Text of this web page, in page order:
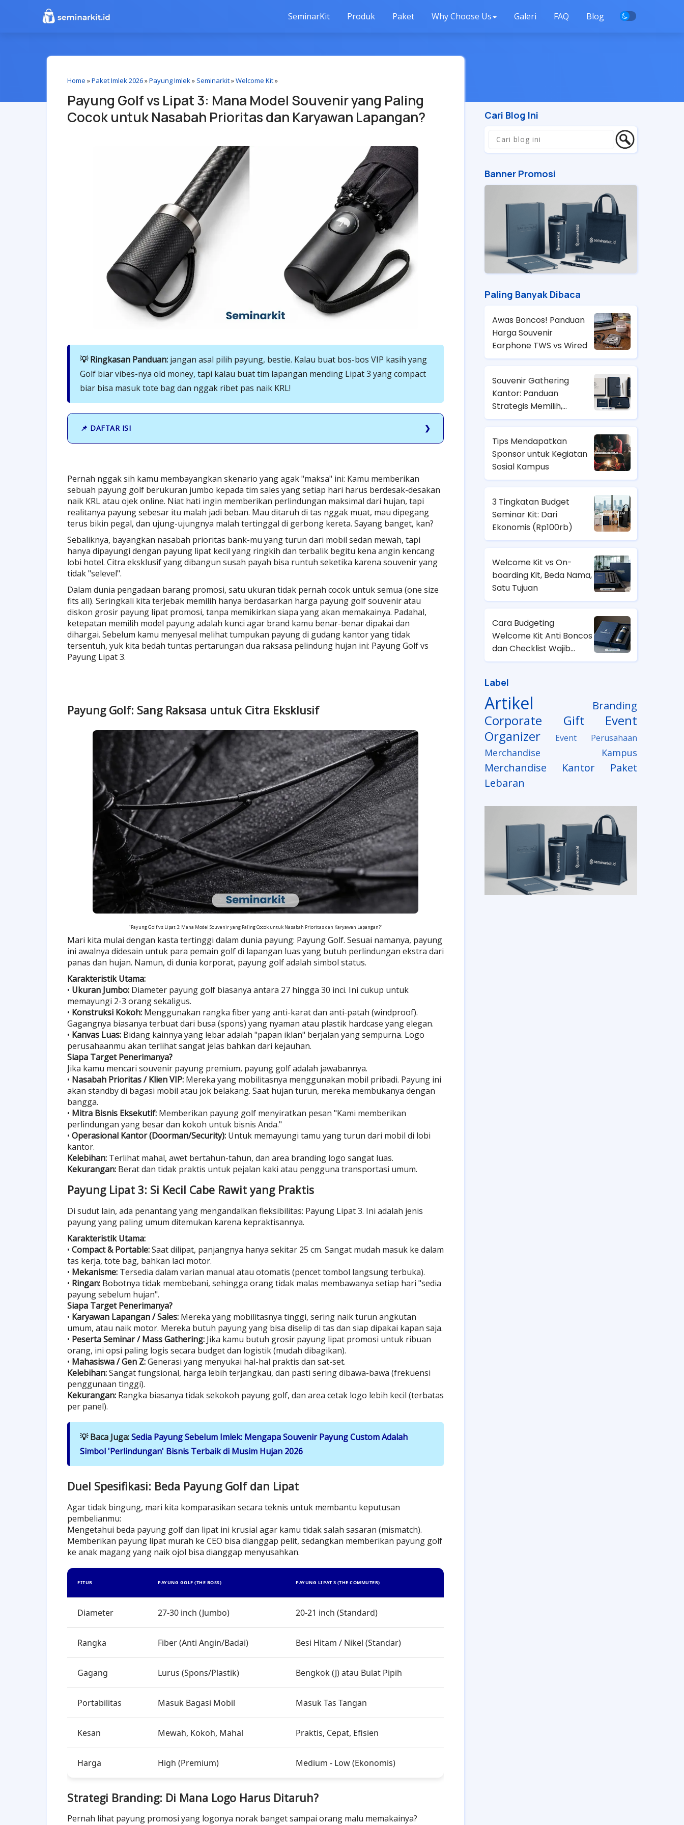
SeminarKit Produk Paket Why Choose Us Galeri FAQ Blog
Home »Paket Imlek 2026»Payung Imlek» Seminarkit»Welcome Kit»
Payung Golf vs Lipat 3: Mana Model Souvenir yang Paling
Cocok untuk Nasabah Prioritas dan Karyawan Lapangan?
💡 Ringkasan Panduan: jangan asal pilih payung, bestie. Kalau buat bos-bos VIP kasih yang
Golf biar vibes-nya old money, tapi kalau buat tim lapangan mending Lipat 3 yang compact
biar bisa masuk tote bag dan nggak ribet pas naik KRL!
📌 DAFTAR ISI
Pernah nggak sih kamu membayangkan skenario yang agak "maksa" ini: Kamu memberikan
sebuah payung golf berukuran jumbo kepada tim sales yang setiap hari harus berdesak-desakan
naik KRL atau ojek online. Niat hati ingin memberikan perlindungan maksimal dari hujan, tapi
realitanya payung sebesar itu malah jadi beban. Mau ditaruh di tas nggak muat, mau dipegang
terus bikin pegal, dan ujung-ujungnya malah tertinggal di gerbong kereta. Sayang banget, kan?
Sebaliknya, bayangkan nasabah prioritas bank-mu yang turun dari mobil sedan mewah, tapi
hanya dipayungi dengan payung lipat kecil yang ringkih dan terbalik begitu kena angin kencang
lobi hotel. Citra eksklusif yang dibangun susah payah bisa runtuh seketika karena souvenir yang
tidak "selevel".
Dalam dunia pengadaan barang promosi, satu ukuran tidak pernah cocok untuk semua (one size
fits all). Seringkali kita terjebak memilih hanya berdasarkan harga payung golf souvenir atau
diskon grosir payung lipat promosi, tanpa memikirkan siapa yang akan memakainya. Padahal,
ketepatan memilih model payung adalah kunci agar brand kamu benar-benar dipakai dan
dihargai. Sebelum kamu menyesal melihat tumpukan payung di gudang kantor yang tidak
tersentuh, yuk kita bedah tuntas pertarungan dua raksasa pelindung hujan ini: Payung Golf vs
Payung Lipat 3.
Payung Golf: Sang Raksasa untuk Citra Eksklusif
"Payung Golf vs Lipat 3: Mana Model Souvenir yang Paling Cocok untuk Nasabah Prioritas dan Karyawan Lapangan?"
Mari kita mulai dengan kasta tertinggi dalam dunia payung: Payung Golf. Sesuai namanya, payung
ini awalnya didesain untuk para pemain golf di lapangan luas yang butuh perlindungan ekstra dari
panas dan hujan. Namun, di dunia korporat, payung golf adalah simbol status.
Karakteristik Utama:
• Ukuran Jumbo: Diameter payung golf biasanya antara 27 hingga 30 inci. Ini cukup untuk
memayungi 2-3 orang sekaligus.
• Konstruksi Kokoh: Menggunakan rangka fiber yang anti-karat dan anti-patah (windproof).
Gagangnya biasanya terbuat dari busa (spons) yang nyaman atau plastik hardcase yang elegan.
• Kanvas Luas: Bidang kainnya yang lebar adalah "papan iklan" berjalan yang sempurna. Logo
perusahaanmu akan terlihat sangat jelas bahkan dari kejauhan.
Siapa Target Penerimanya?
Jika kamu mencari souvenir payung premium, payung golf adalah jawabannya.
• Nasabah Prioritas / Klien VIP: Mereka yang mobilitasnya menggunakan mobil pribadi. Payung ini
akan standby di bagasi mobil atau jok belakang. Saat hujan turun, mereka membukanya dengan
bangga.
• Mitra Bisnis Eksekutif: Memberikan payung golf menyiratkan pesan "Kami memberikan
perlindungan yang besar dan kokoh untuk bisnis Anda."
• Operasional Kantor (Doorman/Security): Untuk memayungi tamu yang turun dari mobil di lobi
kantor.
Kelebihan: Terlihat mahal, awet bertahun-tahun, dan area branding logo sangat luas.
Kekurangan: Berat dan tidak praktis untuk pejalan kaki atau pengguna transportasi umum.
Payung Lipat 3: Si Kecil Cabe Rawit yang Praktis
Di sudut lain, ada penantang yang mengandalkan fleksibilitas: Payung Lipat 3. Ini adalah jenis
payung yang paling umum ditemukan karena kepraktisannya.
Karakteristik Utama:
• Compact & Portable:Saat dilipat, panjangnya hanya sekitar 25 cm. Sangat mudah masuk ke dalam
tas kerja, tote bag, bahkan laci motor.
• Mekanisme: Tersedia dalam varian manual atau otomatis (pencet tombol langsung terbuka).
• Ringan: Bobotnya tidak membebani, sehingga orang tidak malas membawanya setiap hari "sedia
payung sebelum hujan".
Siapa Target Penerimanya?
• Karyawan Lapangan / Sales: Mereka yang mobilitasnya tinggi, sering naik turun angkutan
umum, atau naik motor. Mereka butuh payung yang bisa diselip di tas dan siap dipakai kapan saja.
• Peserta Seminar / Mass Gathering: Jika kamu butuh grosir payung lipat promosi untuk ribuan
orang, ini opsi paling logis secara budget dan logistik (mudah dibagikan).
• Mahasiswa / Gen Z:Generasi yang menyukai hal-hal praktis dan sat-set.
Kelebihan:Sangat fungsional, harga lebih terjangkau, dan pasti sering dibawa-bawa (frekuensi
penggunaan tinggi).
Kekurangan: Rangka biasanya tidak sekokoh payung golf, dan area cetak logo lebih kecil (terbatas
per panel).
💡 Baca Juga:Sedia Payung Sebelum Imlek: Mengapa Souvenir Payung Custom Adalah
Simbol 'Perlindungan' Bisnis Terbaik di Musim Hujan 2026
Duel Spesifikasi: Beda Payung Golf dan Lipat
Agar tidak bingung, mari kita komparasikan secara teknis untuk membantu keputusan
pembelianmu:
Mengetahui beda payung golf dan lipat ini krusial agar kamu tidak salah sasaran (mismatch).
Memberikan payung lipat murah ke CEO bisa dianggap pelit, sedangkan memberikan payung golf
ke anak magang yang naik ojol bisa dianggap menyusahkan.
FITUR PAYUNG GOLF (THE BOSS) PAYUNG LIPAT 3 (THE COMMUTER)
Diameter 27-30 inch (Jumbo) 20-21 inch (Standard)
Rangka Fiber (Anti Angin/Badai) Besi Hitam / Nikel (Standar)
Gagang Lurus (Spons/Plastik) Bengkok (J) atau Bulat Pipih
Portabilitas Masuk Bagasi Mobil Masuk Tas Tangan
Kesan Mewah, Kokoh, Mahal Praktis, Cepat, Efisien
Harga High (Premium) Medium - Low (Ekonomis)
Strategi Branding: Di Mana Logo Harus Ditaruh?
Pernah lihat payung promosi yang logonya norak banget sampai orang malu memakainya?
Cari Blog Ini
Banner Promosi
Paling Banyak Dibaca
Awas Boncos! Panduan
Harga Souvenir
Earphone TWS vs Wired
Souvenir Gathering
Kantor: Panduan
Strategis Memilih,
Anggaran, dan Tren
Tips Mendapatkan
Sponsor untuk Kegiatan
Sosial Kampus
3 Tingkatan Budget
Seminar Kit: Dari
Ekonomis (Rp100rb)
Welcome Kit vs On-
boarding Kit, Beda Nama,
Satu Tujuan
Cara Budgeting
Welcome Kit Anti Boncos
dan Checklist Wajib
untuk HRD
Label
Artikel Branding
Corporate Gift
Event
Organizer
Event Perusahaan
Merchandise Kampus
Merchandise Kantor
Paket
Lebaran